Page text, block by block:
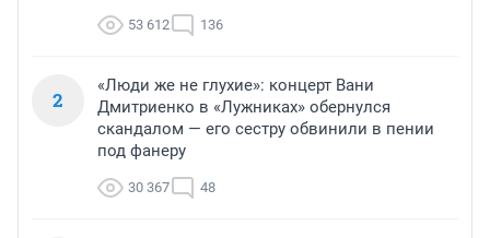
53 612 136
2
«Люди же не глухие»: концерт Вани
Дмитриенко в «Лужниках» обернулся
скандалом — его сестру обвинили в пении
под фанеру
30 367 48